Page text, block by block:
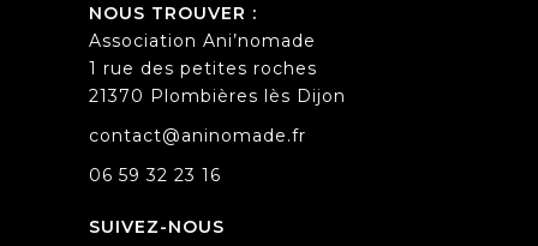
NOUS TROUVER :
Association Ani’nomade
1 rue des petites roches
21370 Plombières lès Dijon
contact@aninomade.fr
06 59 32 23 16
SUIVEZ-NOUS